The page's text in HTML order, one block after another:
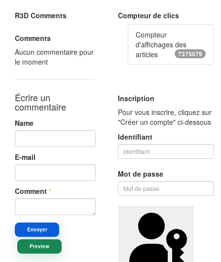
R3D Comments
Comments
Aucun commentaire pour
le moment
Écrire un
commentaire
Name
E-mail
Comment *
Envoyer
Preview
Compteur de clics
Compteur
d'affichages des
articles
7375079
Inscription
Pour vous inscrire, cliquez sur
"Créer un compte" ci-dessous
Identifiant
Mot de passe